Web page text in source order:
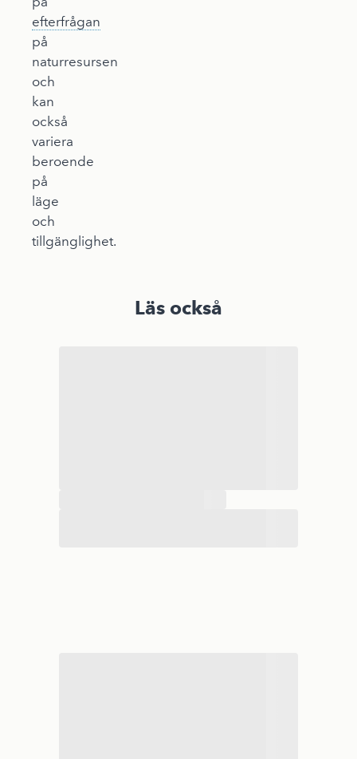
efterfrågan
på
naturresursen
och
kan
också
variera
beroende
på
läge
och
tillgänglighet.
Läs också